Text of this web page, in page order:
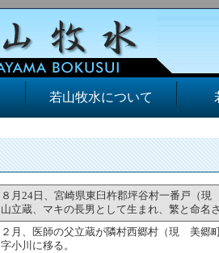
若山牧水について
８月24日、宮崎県東臼杵郡坪谷村一番戸（
山立蔵、マキの長男として生まれ、繁と命名
２月、医師の父立蔵が隣村西郷村（現 美郷
字小川に移る。